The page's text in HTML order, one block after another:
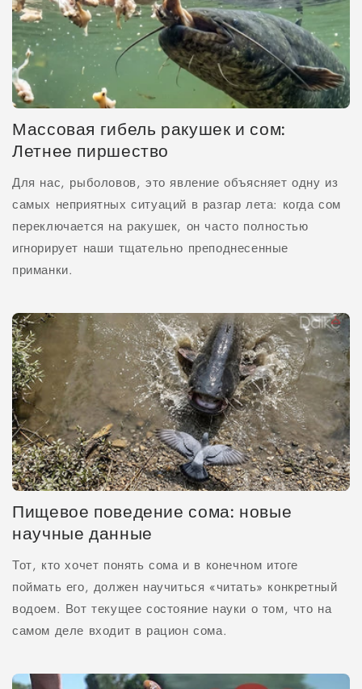
Массовая гибель ракушек и сом:
Летнее пиршество
Для нас, рыболовов, это явление объясняет одну из
самых неприятных ситуаций в разгар лета: когда сом
переключается на ракушек, он часто полностью
игнорирует наши тщательно преподнесенные
приманки.
Пищевое поведение сома: новые
научные данные
Тот, кто хочет понять сома и в конечном итоге
поймать его, должен научиться «читать» конкретный
водоем. Вот текущее состояние науки о том, что на
самом деле входит в рацион сома.